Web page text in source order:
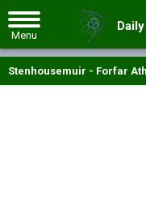
Stenhousemuir - Forfar